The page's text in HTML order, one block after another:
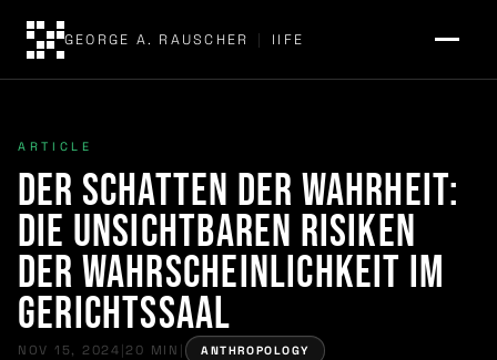
GEORGE A. RAUSCHER | IIFE
ARTICLE
Der Schatten der Wahrheit:
Die unsichtbaren Risiken
der Wahrscheinlichkeit im
Gerichtssaal
NOV 15, 2024 |20 MIN ANTHROPOLOGY